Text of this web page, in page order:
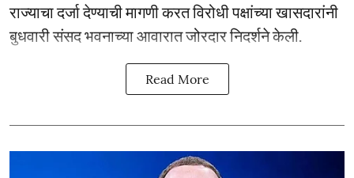
राज्याचा दर्जा देण्याची मागणी करत विरोधी पक्षांच्या खासदारांनी
बुधवारी संसद भवनाच्या आवारात जोरदार निदर्शने केली.
Read More